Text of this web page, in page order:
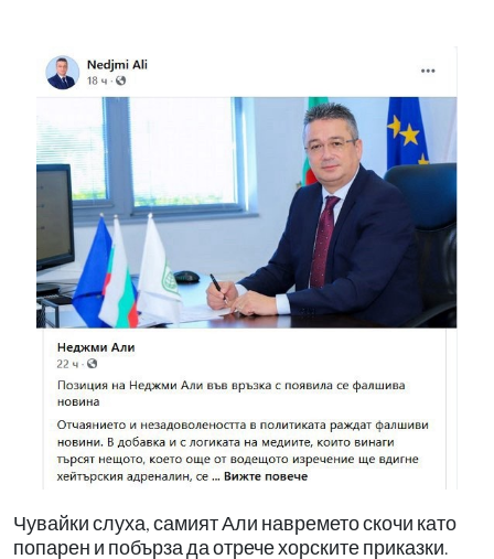
Чувайки слуха, самият Али навремето скочи като
попарен и побърза да отрече хорските приказки.